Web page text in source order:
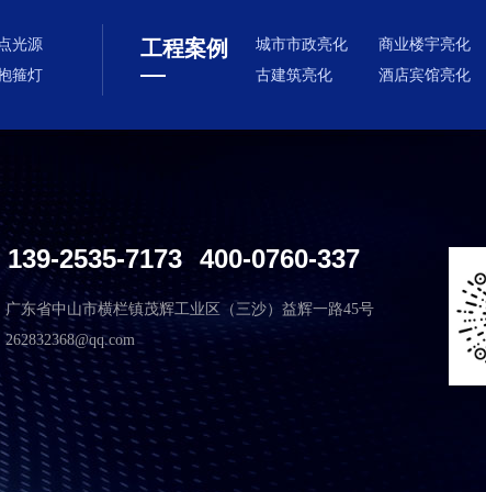
光源
箍灯
工程案例 城市市政亮化 商业楼宇亮化
古建筑亮化
酒店宾馆亮化
139-2535-7173 400-0760-337
广东省中山市横栏镇茂辉工业区（三沙）益辉一路45号